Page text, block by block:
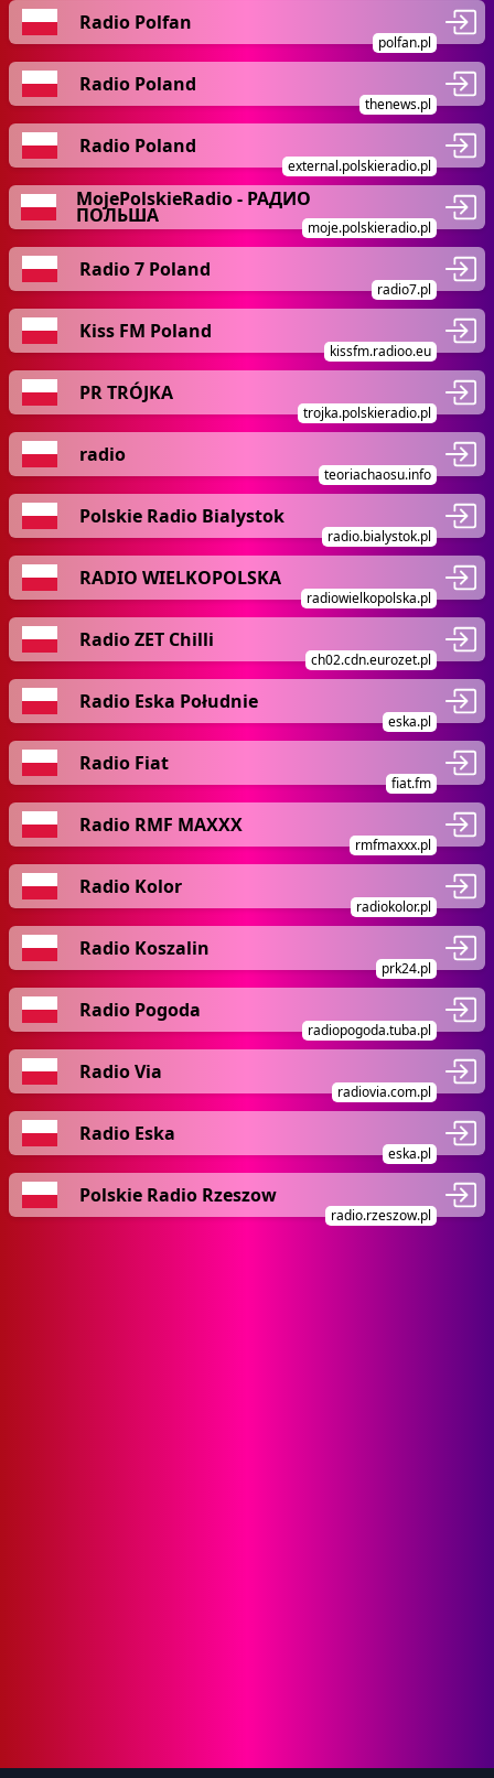
Radio Polfan
polfan.pl
Radio Poland
thenews.pl
Radio Poland
external.polskieradio.pl
MojePolskieRadio - РАДИО
ПОЛЬША
moje.polskieradio.pl
Radio 7 Poland
radio7.pl
Kiss FM Poland
kissfm.radioo.eu
PR TRÓJKA
trojka.polskieradio.pl
radio
teoriachaosu.info
Polskie Radio Bialystok
radio.bialystok.pl
RADIO WIELKOPOLSKA
radiowielkopolska.pl
Radio ZET Chilli
ch02.cdn.eurozet.pl
Radio Eska Południe
eska.pl
Radio Fiat
fiat.fm
Radio RMF MAXXX
rmfmaxxx.pl
Radio Kolor
radiokolor.pl
Radio Koszalin
prk24.pl
Radio Pogoda
radiopogoda.tuba.pl
Radio Via
radiovia.com.pl
Radio Eska
eska.pl
Polskie Radio Rzeszow
radio.rzeszow.pl